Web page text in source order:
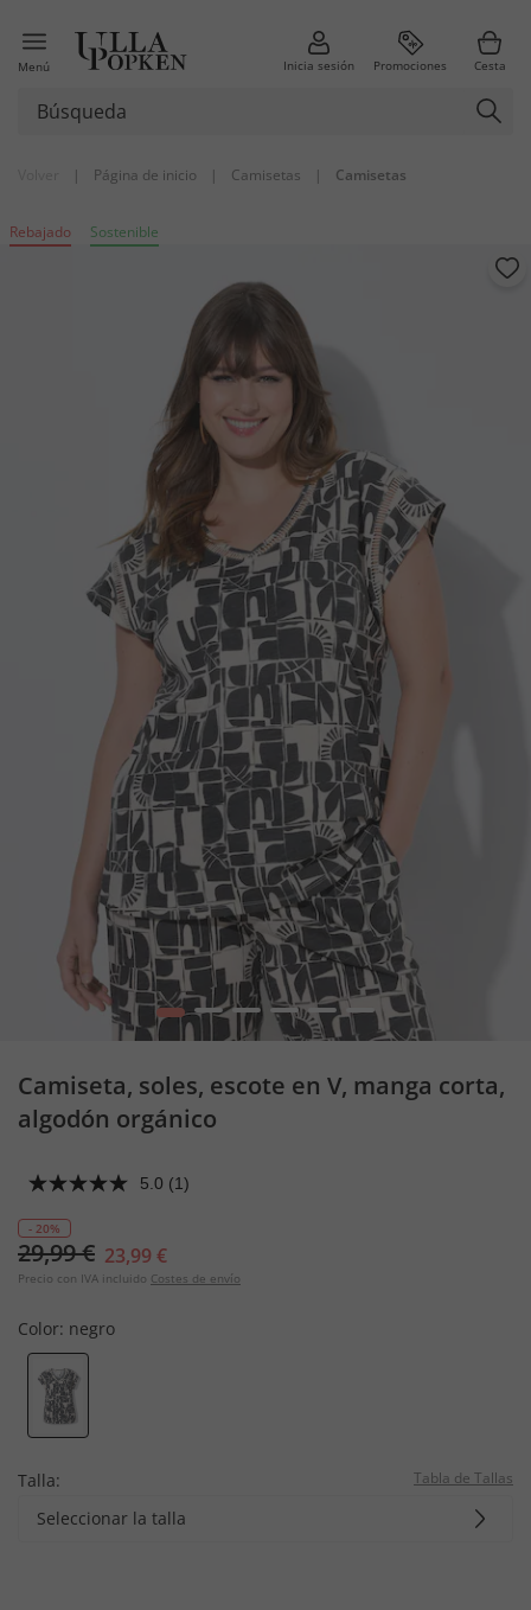
Menú Inicia sesión Promociones Cesta
| Página de inicio | Camisetas | Camisetas
Rebajado Sostenible
1 2 3 4 5 6
Camiseta, soles, escote en V, manga corta,
algodón orgánico
5.0 (1)
- 20%
29,99 € 23,99 €
Precio con IVA incluido Costes de envío
Color: negro
Talla: Tabla de Tallas
Seleccionar la talla